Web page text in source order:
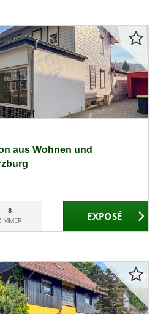
aus Wohnen und
8